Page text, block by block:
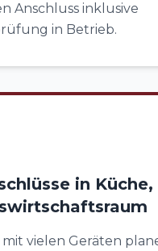
Anschluss inklusive
in Betrieb.
in Küche,
vielen Geräten